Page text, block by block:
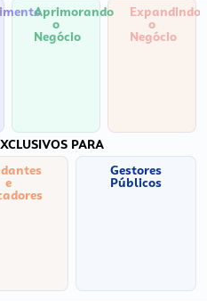
Aprimorando
o
Negócio
Expandindo
o
Negócio
PARA
e
Gestores
Públicos